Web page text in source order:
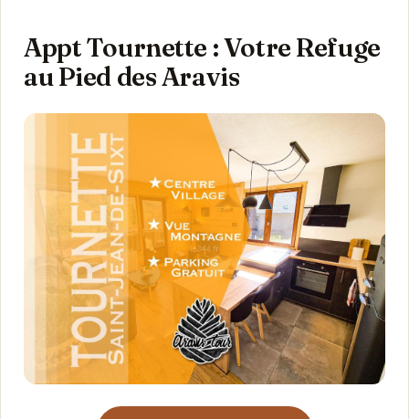
Appt Tournette : Votre Refuge
au Pied des Aravis